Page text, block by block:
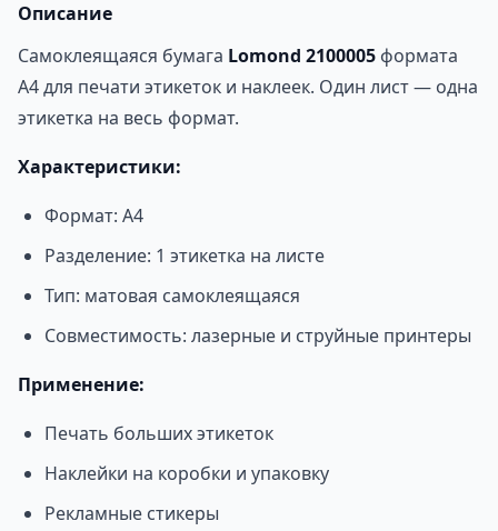
Описание
Самоклеящаяся бумага Lomond 2100005формата
A4 для печати этикеток и наклеек. Один лист — одна
этикетка на весь формат.
Характеристики:
Формат: A4
Разделение: 1 этикетка на листе
Тип: матовая самоклеящаяся
Совместимость: лазерные и струйные принтеры
Применение:
Печать больших этикеток
Наклейки на коробки и упаковку
Рекламные стикеры